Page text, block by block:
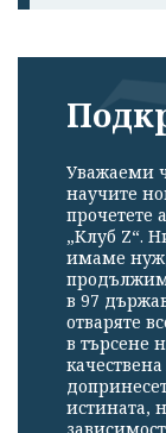
Уважаеми
научите
прочетете
„Клуб Z“.
имаме
в 97
отваряте
в търсене
истината,